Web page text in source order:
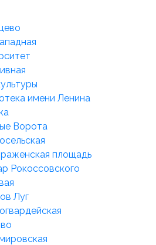
имени Ленина
Ворота
площадь
Рокоссовского
Луг